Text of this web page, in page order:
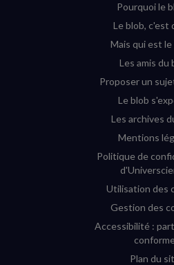
Instagram
(nouvelle
Pourquoi le
Le blob, c'est
Mais qui est le
Les amis du
Proposer un
Le blob
Les archives
Mentions
Politique de
Utilisation des
Gestion des
Accessibilité :
Plan du